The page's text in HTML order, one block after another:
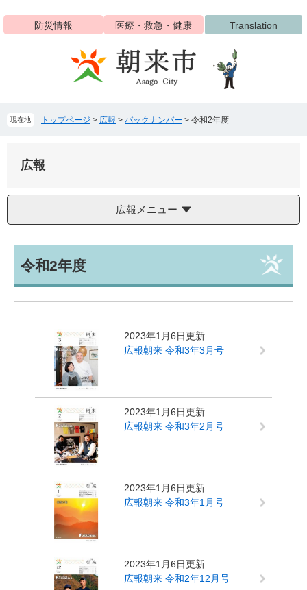
ジ
ュ
防災情報 医療・救急・健康 Translation
現在地 トップページ > 広報 > バックナンバー > 令和2年度
広報
広報メニュー
文令和2年度
2023年1月6日更新
広報朝来 令和3年3月号
2023年1月6日更新
広報朝来 令和3年2月号
2023年1月6日更新
広報朝来 令和3年1月号
2023年1月6日更新
広報朝来 令和2年12月号